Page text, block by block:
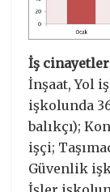
İş
İnşaat, Yol
işkolunda
balıkçı);
işçi;
Güvenlik